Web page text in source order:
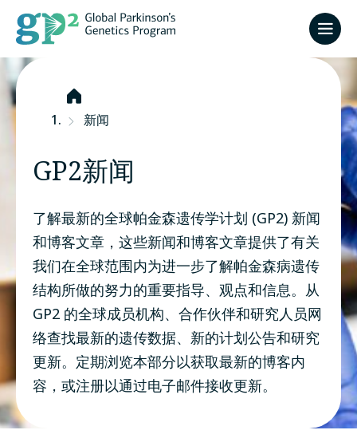
首
页 新闻
GP2新闻
了解最新的全球帕金森遗传学计划 (GP2) 新闻
和博客文章，这些新闻和博客文章提供了有关
我们在全球范围内为进一步了解帕金森病遗传
结构所做的努力的重要指导、观点和信息。从
GP2 的全球成员机构、合作伙伴和研究人员网
络查找最新的遗传数据、新的计划公告和研究
更新。定期浏览本部分以获取最新的博客内
容，或注册以通过电子邮件接收更新。